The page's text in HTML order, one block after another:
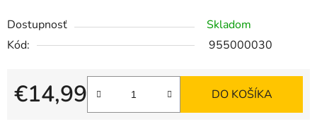
Dostupnosť
Skladom
Kód:
955000030
€14,99
Jednotková cena:
DO KOŠÍKA